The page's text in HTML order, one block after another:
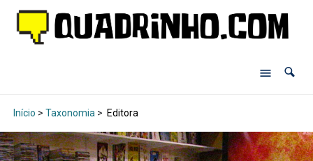
Início > Taxonomia > Editora